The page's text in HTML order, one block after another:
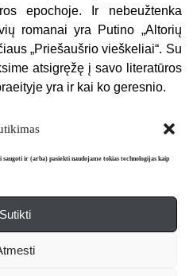
ir (arba) pasiekti naudojame tokias technologijas kaip
Sutikti
epochoje. Ir nebeužtenka
romanai yra Putino „Altorių
„Priešaušrio vieškeliai“. Su
atsigręžę į savo literatūros
yra ir kai ko geresnio.
Prenumerata